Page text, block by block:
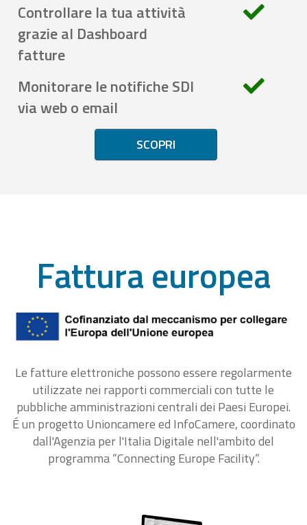
Controllare la tua attività
grazie al Dashboard
fatture
Monitorare le notifiche SDI
via web o email
SCOPRI
Fattura europea
Le fatture elettroniche possono essere regolarmente
utilizzate nei rapporti commerciali con tutte le
pubbliche amministrazioni centrali dei Paesi Europei.
É un progetto Unioncamere ed InfoCamere, coordinato
dall'Agenzia per l'Italia Digitale nell'ambito del
programma “Connecting Europe Facility“.